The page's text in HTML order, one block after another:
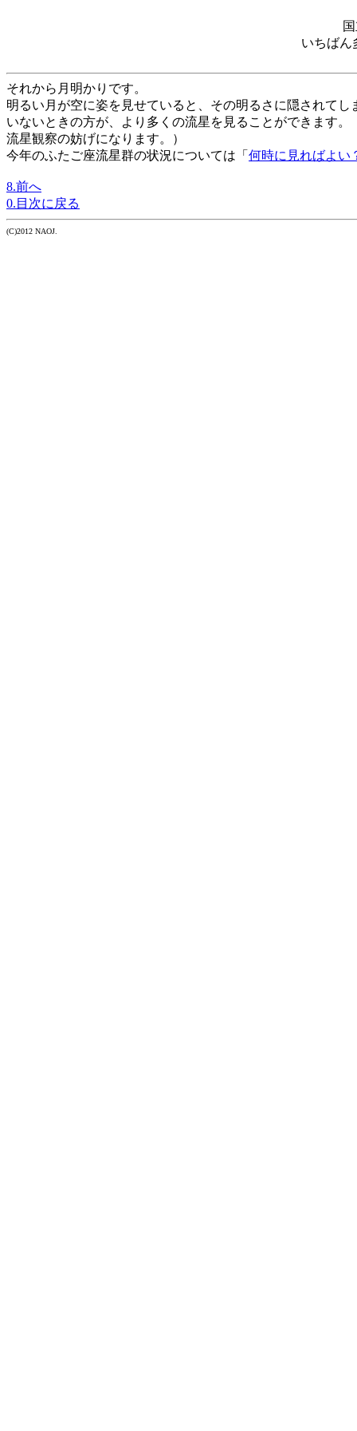
いちばん
それから月明かりです。
明るい月が空に姿を見せていると、その明るさに隠されて
いないときの方が、より多くの流星を見ることができます
流星観察の妨げになります。）
今年のふたご座流星群の状況については「 何時に見ればよい
8.前へ
0.目次に戻る
(C)2012 NAOJ.